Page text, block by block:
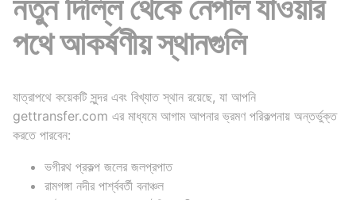
নতুন দিল্লি থেকে নেপাল যাওয়ার
পথে আকর্ষণীয় স্থানগুলি
যাত্রাপথে কয়েকটি সুন্দর এবং বিখ্যাত স্থান রয়েছে, যা আপনি
gettransfer.com এর মাধ্যমে আগাম আপনার ভ্রমণ পরিকল্পনায় অন্তর্ভুক্ত
করতে পারবেন:
ভগীরথ প্রকল্প জলের জলপ্রপাত
রামগঙ্গা নদীর পার্শ্ববর্তী বনাঞ্চল